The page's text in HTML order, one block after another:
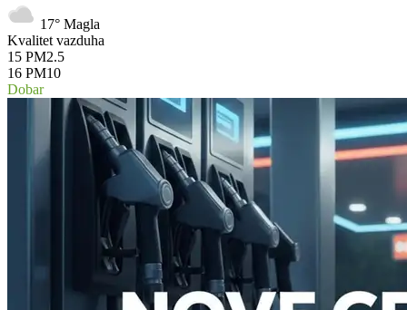
17° Magla
Kvalitet vazduha
15 PM2.5
16 PM10
Dobar